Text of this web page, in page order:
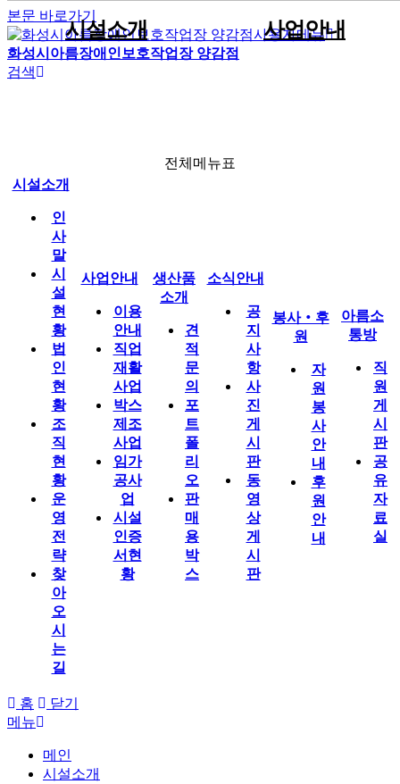
본문 바로가기
사용자메뉴
화성시아름장애인보호작업장 양감점
검색
시설소개
운영전략
사업안내
소식안내
봉사‧후원
아름소통방
전체메뉴표
시설소개
인
사
말
시
설
현
황
법
인
현
황
조
직
현
황
운
영
전
략
찾
아
오
시
는
길
사업안내
이용
안내
직업
재활
사업
박스
제조
사업
임가
공사
업
시설
인증
서현
황
생산품
소개
견
적
문
의
포
트
폴
리
오
판
매
용
박
스
소식안내
공
지
사
항
사
진
게
시
판
동
영
상
게
시
판
봉사‧후
원
자
원
봉
사
안
내
후
원
안
내
아름소
통방
직
원
게
시
판
공
유
자
료
실
홈
닫기
메뉴
메인
시설소개